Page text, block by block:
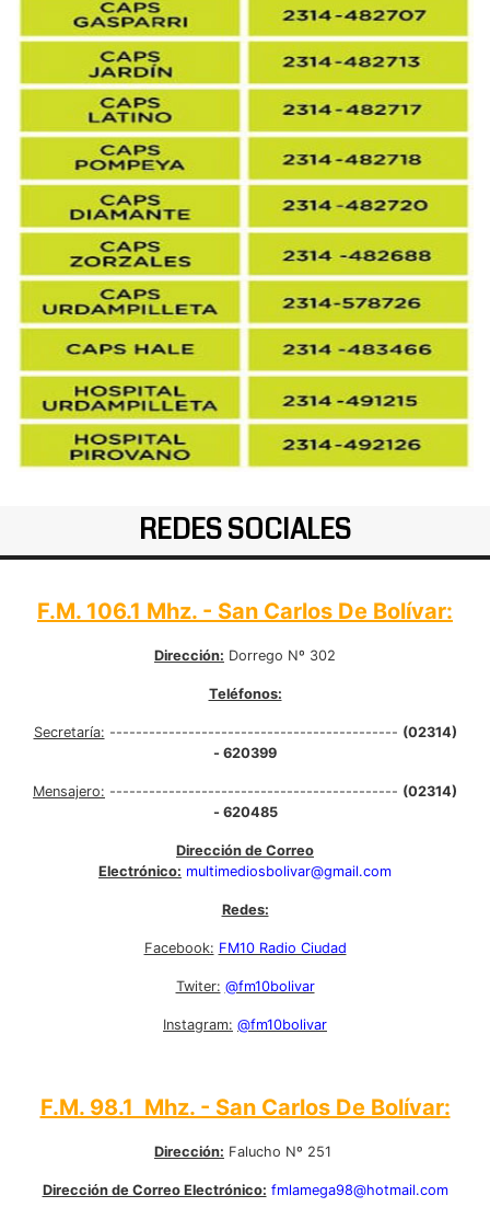
REDES SOCIALES
F.M. 106.1 Mhz. - San Carlos De Bolívar:
Dirección: Dorrego Nº 302
Teléfonos:
Secretaría: -------------------------------------------- (02314)
- 620399
Mensajero: -------------------------------------------- (02314)
- 620485
Dirección de Correo
Electrónico: multimediosbolivar@gmail.com
Redes:
Facebook: FM10 Radio Ciudad
Twiter: @fm10bolivar
Instagram: @fm10bolivar
F.M. 98.1 Mhz. - San Carlos De Bolívar:
Dirección: Falucho Nº 251
Dirección de Correo Electrónico: fmlamega98@hotmail.com